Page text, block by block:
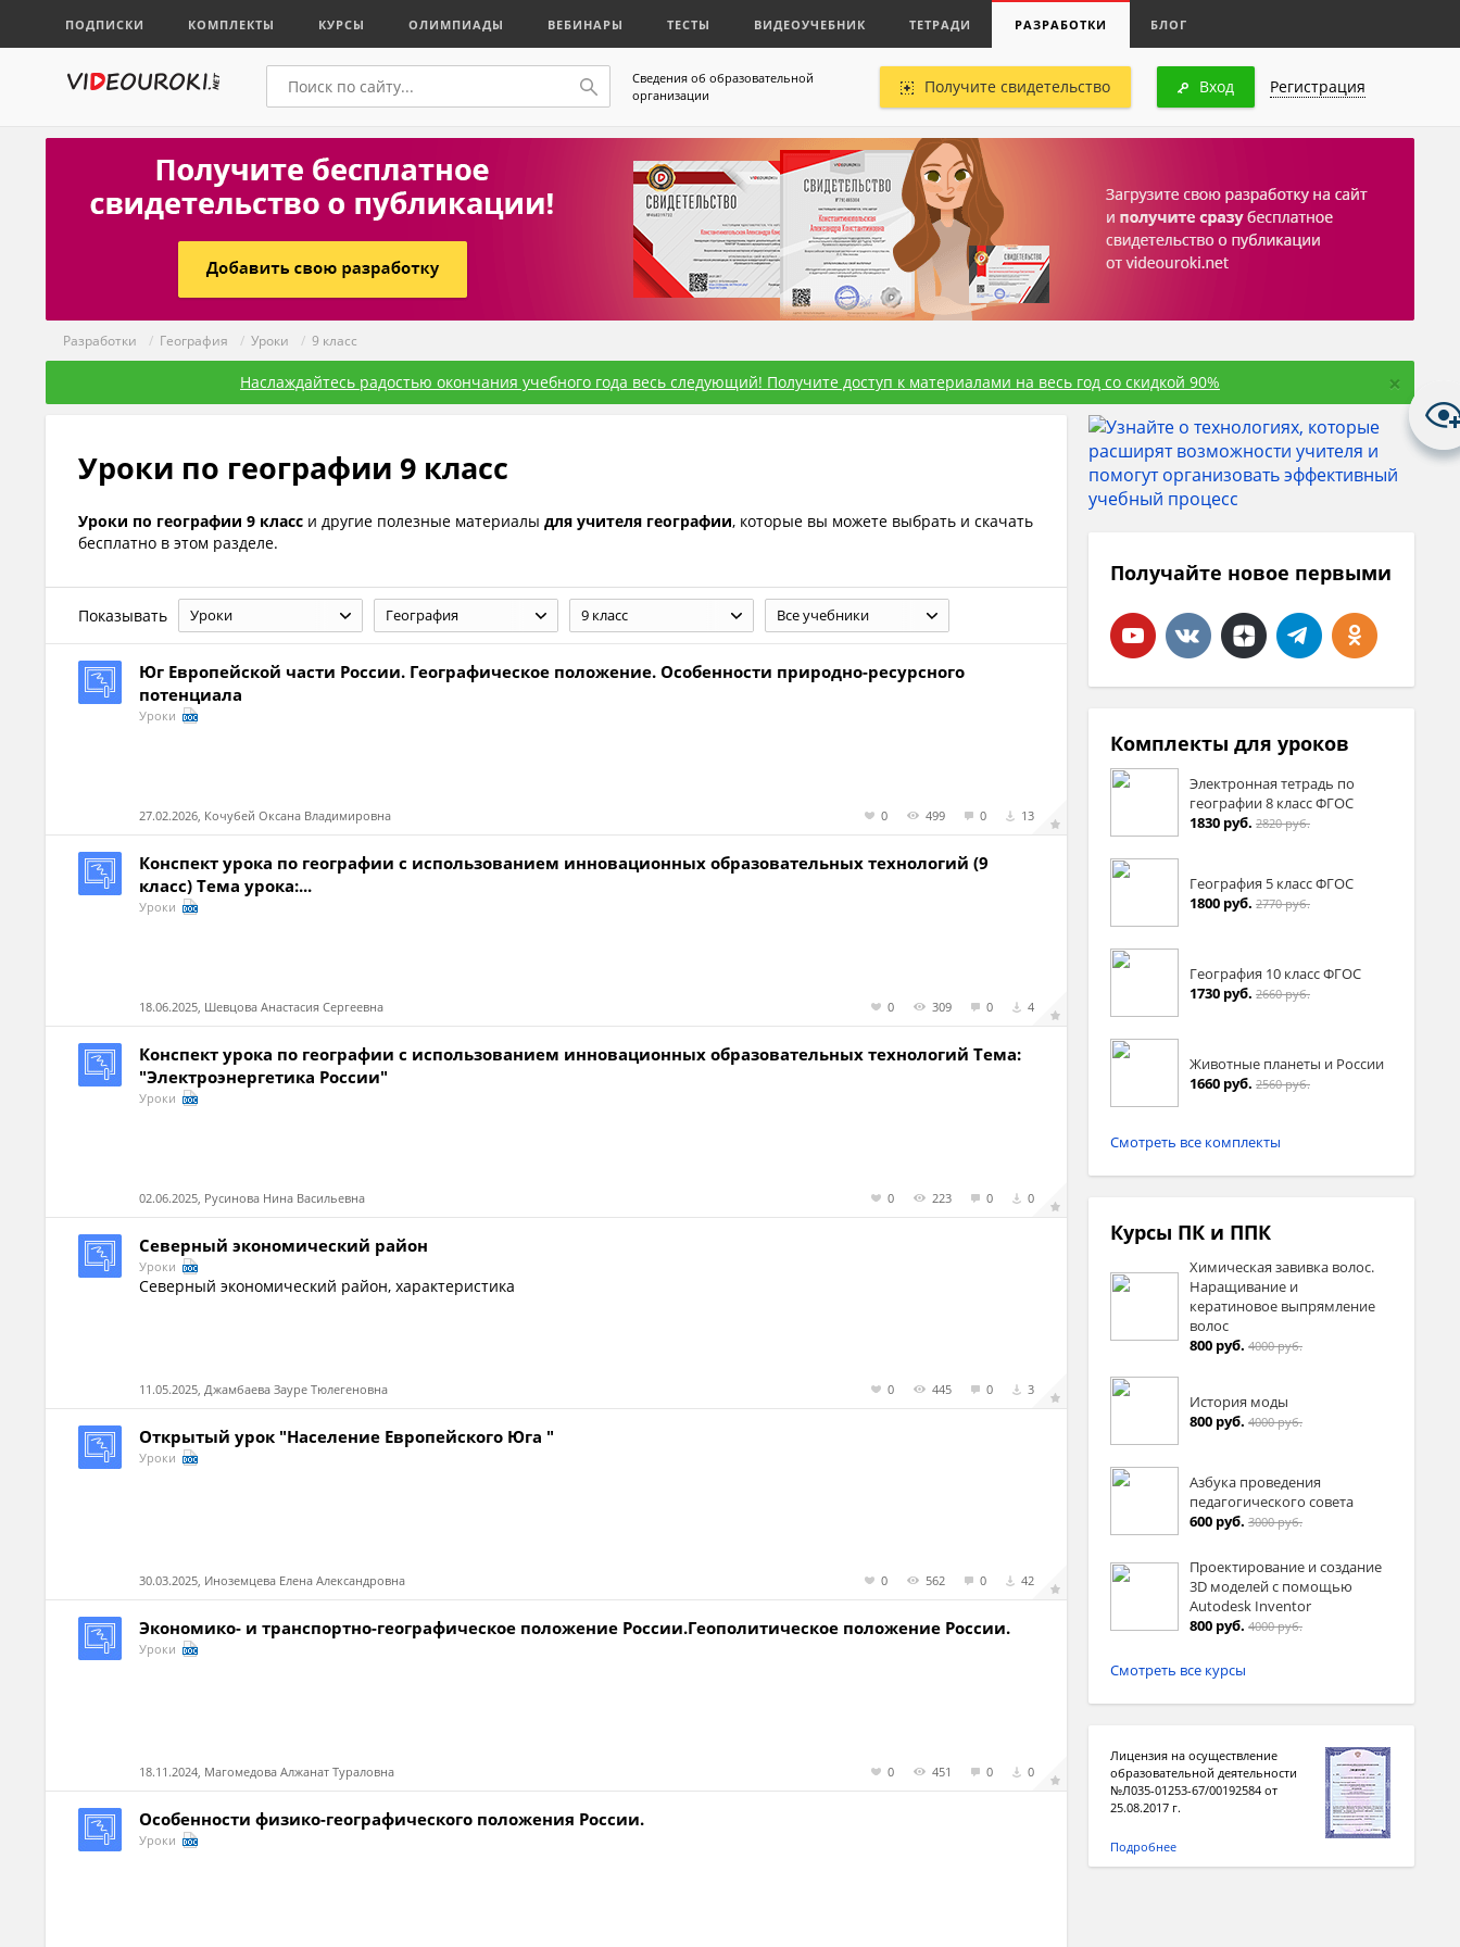
ПОДПИСКИ КОМПЛЕКТЫ КУРСЫ ОЛИМПИАДЫ ВЕБИНАРЫ ТЕСТЫ ВИДЕОУЧЕБНИК ТЕТРАДИ РАЗРАБОТКИ БЛОГ
Сведения об образовательной
организации
Получите свидетельство Вход Регистрация
Разработки / География / Уроки / 9 класс
Наслаждайтесь радостью окончания учебного года весь следующий! Получите доступ к материалами на весь год со скидкой 90% ×
Уроки по географии 9 класс
Уроки по географии 9 класс и другие полезные материалы для учителя географии, которые вы можете выбрать и скачать
бесплатно в этом разделе.
Показывать Уроки География 9 класс Все учебники
Юг Европейской части России. Географическое положение. Особенности природно-ресурсного
потенциала
Уроки
27.02.2026, Кочубей Оксана Владимировна 0 499 0 13
Конспект урока по географии с использованием инновационных образовательных технологий (9
класс) Тема урока:...
Уроки
18.06.2025, Шевцова Анастасия Сергеевна 0 309 0 4
Конспект урока по географии с использованием инновационных образовательных технологий Тема:
"Электроэнергетика России"
Уроки
02.06.2025, Русинова Нина Васильевна 0 223 0 0
Северный экономический район
Уроки
Северный экономический район, характеристика
11.05.2025, Джамбаева Зауре Тюлегеновна 0 445 0 3
Открытый урок "Население Европейского Юга "
Уроки
30.03.2025, Иноземцева Елена Александровна 0 562 0 42
Экономико- и транспортно-географическое положение России.Геополитическое положение России.
Уроки
18.11.2024, Магомедова Алжанат Тураловна 0 451 0 0
Особенности физико-географического положения России.
Уроки
Получайте новое первыми
Комплекты для уроков
Электронная тетрадь по
географии 8 класс ФГОС
1830 руб. 2820 руб.
География 5 класс ФГОС
1800 руб. 2770 руб.
География 10 класс ФГОС
1730 руб. 2660 руб.
Животные планеты и России
1660 руб. 2560 руб.
Смотреть все комплекты
Курсы ПК и ППК
Химическая завивка волос.
Наращивание и
кератиновое выпрямление
волос
800 руб. 4000 руб.
История моды
800 руб. 4000 руб.
Азбука проведения
педагогического совета
600 руб. 3000 руб.
Проектирование и создание
3D моделей с помощью
Autodesk Inventor
800 руб. 4000 руб.
Смотреть все курсы
Лицензия на осуществление
образовательной деятельности
№Л035-01253-67/00192584 от
25.08.2017 г.
Подробнее